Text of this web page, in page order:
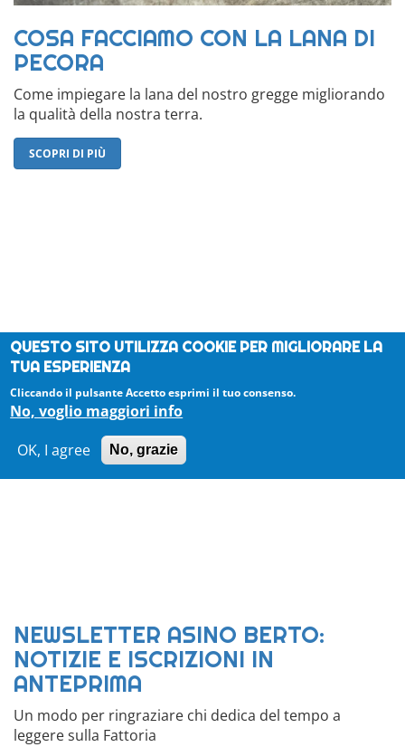
QUESTO SITO UTILIZZA COOKIE PER MIGLIORARE LA
TUA ESPERIENZA
Cliccando il pulsante Accetto esprimi il tuo consenso.
No, voglio maggiori info
OK, I agree
No, grazie
COSA FACCIAMO CON LA LANA DI
PECORA
Come impiegare la lana del nostro gregge migliorando
la qualità della nostra terra.
SCOPRI DI PIÙ
NEWSLETTER ASINO BERTO:
NOTIZIE E ISCRIZIONI IN
ANTEPRIMA
Un modo per ringraziare chi dedica del tempo a
leggere sulla Fattoria